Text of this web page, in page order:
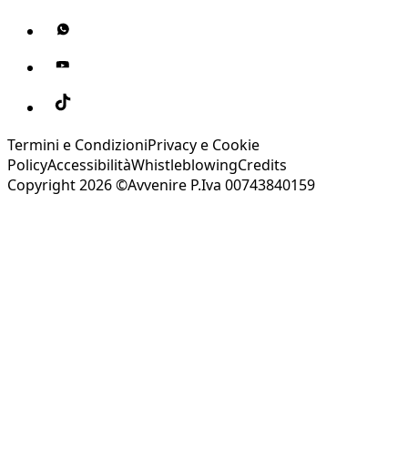
Termini e CondizioniPrivacy e Cookie
PolicyAccessibilitàWhistleblowingCredits
Copyright 2026 ©Avvenire P.Iva 00743840159